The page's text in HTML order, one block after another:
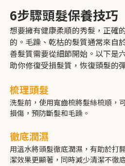
6步驟頭髮保養技巧
想要擁有健康柔順的秀髮，正確
的。毛躁、乾枯的髮質通常來自
善髮質需要從細節開始。以下是
助你修復受損髮質，恢復頭髮的
梳理頭髮
洗髮前，使用寬齒梳將髮絲梳順，
損傷，預防斷髮和毛躁。
徹底潤濕
用溫水將頭髮徹底潤濕，有助於打
潔效果更顯著，同時減少清潔不徹